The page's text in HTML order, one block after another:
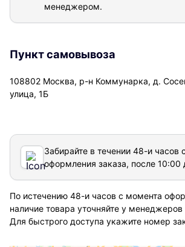
менеджером.
Пункт самовывоза
108802 Москва, р-н Коммунарка, д.
улица, 1Б
Забирайте в течении 48-и часов
оформления заказа, после 10:00
По истечению 48-и часов с момента
наличие товара уточняйте у
Для быстрого доступа укажите номер